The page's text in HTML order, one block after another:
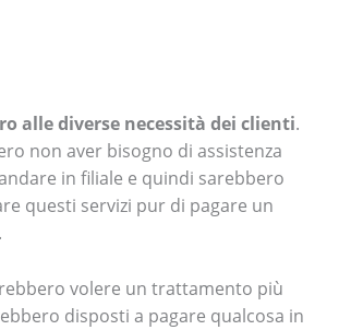
alle diverse necessità dei clienti.
non aver bisogno di assistenza
in filiale e quindi sarebbero
questi servizi pur di pagare un
volere un trattamento più
disposti a pagare qualcosa in